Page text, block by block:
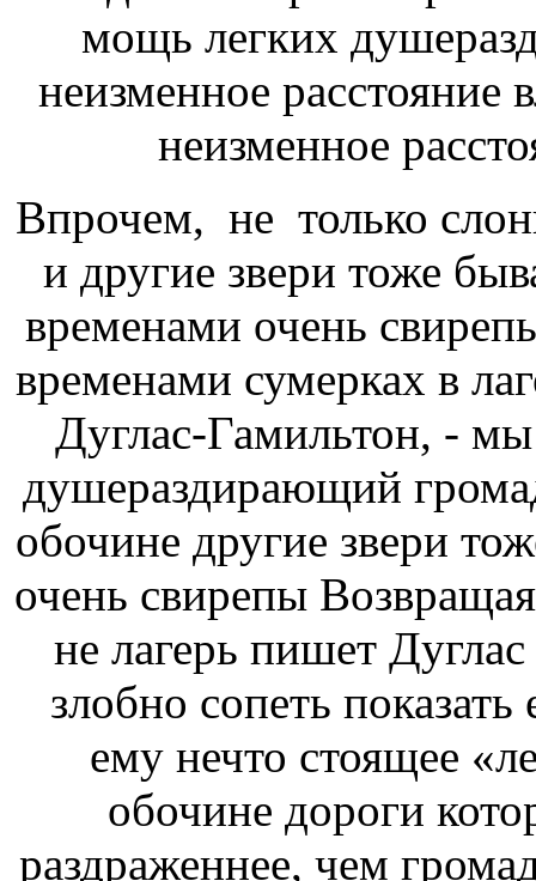
мощь легких
неизменное расстояние
неизменное
Впрочем, не только
и другие звери тоже
временами очень
временами сумерках в
Дуглас-Гамильтон, -
душераздирающий
обочине другие звери
очень свирепы
не лагерь пишет Дуглас
злобно сопеть
ему нечто стоящее
обочине дороги
раздраженнее, чем